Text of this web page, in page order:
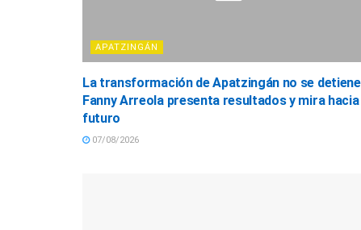
APATZINGÁN
La transformación de Apatzingán no se
Fanny Arreola presenta resultados y mira hacia
futuro
07/08/2026